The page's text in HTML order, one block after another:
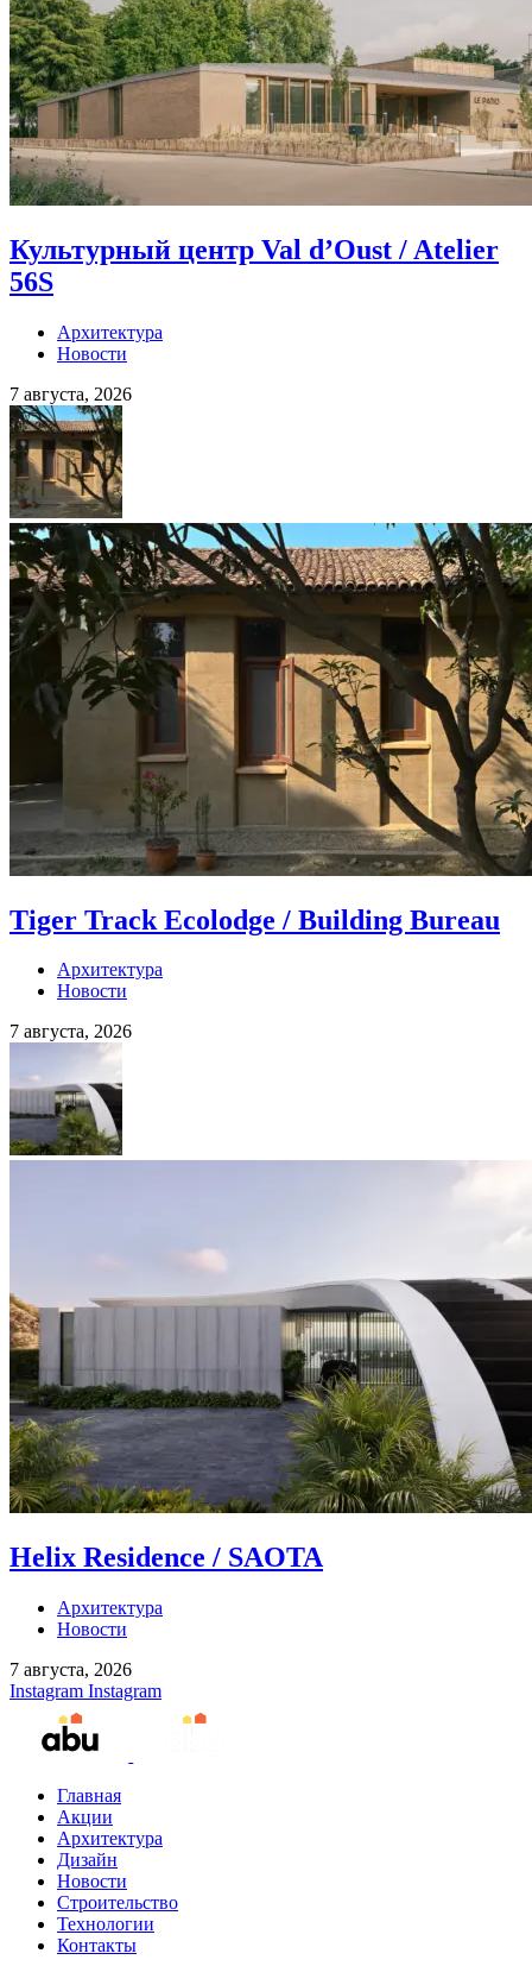
Культурный центр Val d’Oust / Atelier
56S
Архитектура
Новости
7 августа, 2026
Tiger Track Ecolodge / Building Bureau
Архитектура
Новости
7 августа, 2026
Helix Residence / SAOTA
Архитектура
Новости
7 августа, 2026
Instagram Instagram
Главная
Акции
Архитектура
Дизайн
Новости
Строительство
Технологии
Контакты